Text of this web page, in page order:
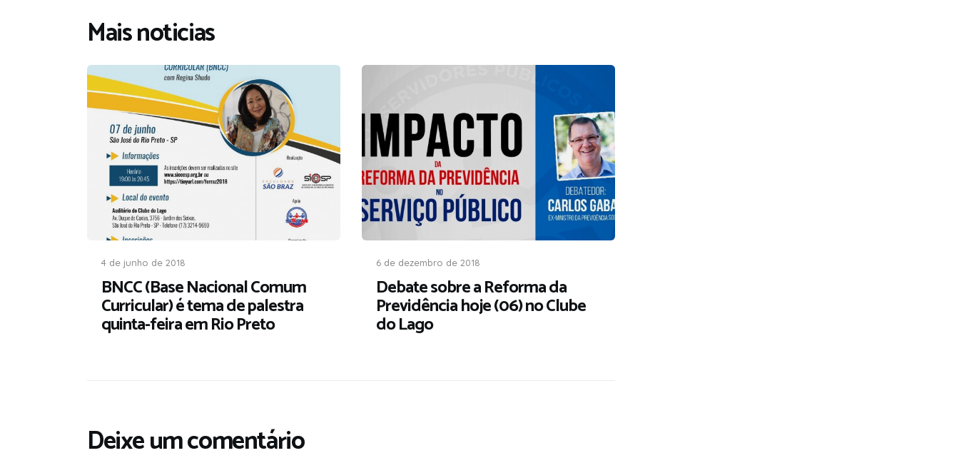
Mais noticias
4 de junho de 2018
BNCC (Base Nacional Comum
Curricular) é tema de palestra
quinta-feira em Rio Preto
6 de dezembro de 2018
Debate sobre a Reforma da
Previdência hoje (06) no Clube
do Lago
Deixe um comentário